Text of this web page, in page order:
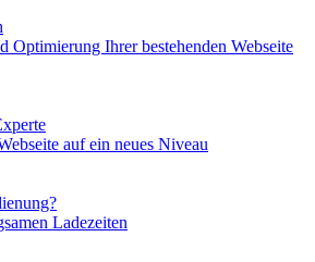
Optimierung Ihrer bestehenden Webseite
auf ein neues Niveau
Ladezeiten